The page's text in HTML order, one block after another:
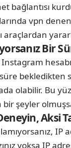
bağlantısı
vpn
araçlardan
Bir
bekledikten
olabilir. Bu
bir şeyler
Aksi
yoksa IP